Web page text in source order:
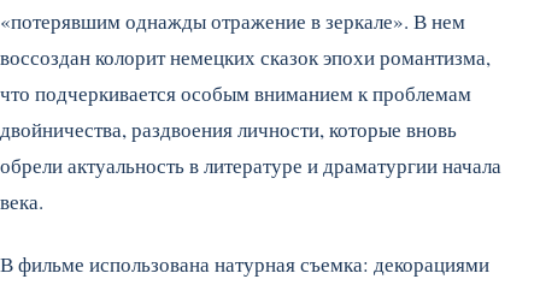
«потерявшим однажды отражение в зеркале». В нем
воссоздан колорит немецких сказок эпохи романтизма,
что подчеркивается особым вниманием к проблемам
двойничества, раздвоения личности, которые вновь
обрели актуальность в литературе и драматургии начала
века.
В фильме использована натурная съемка: декорациями